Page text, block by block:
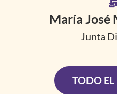
María José
Junta
TODO